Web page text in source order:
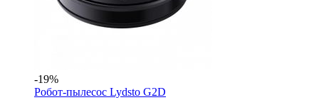
-19%
Робот-пылесос Lydsto G2D